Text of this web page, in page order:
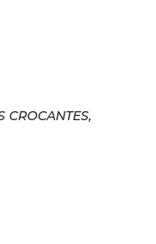
CROCANTES,